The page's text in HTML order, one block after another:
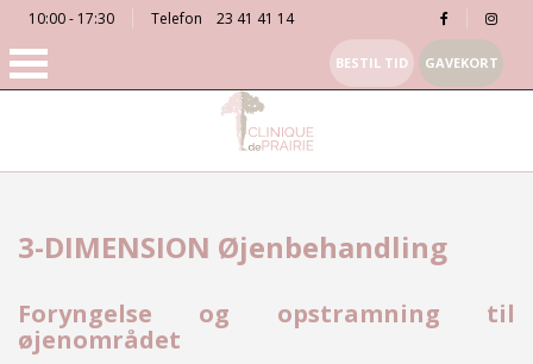
10:00 - 17:30 Telefon 23 41 41 14
BESTIL TID GAVEKORT
3-DIMENSION Øjenbehandling
Foryngelse og opstramning til
øjenområdet